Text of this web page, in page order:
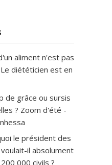
aliment n'est pas
diététicien est en
de grâce ou sursis
? Zoom d'été -
le président des
il absolument
000 civils ?